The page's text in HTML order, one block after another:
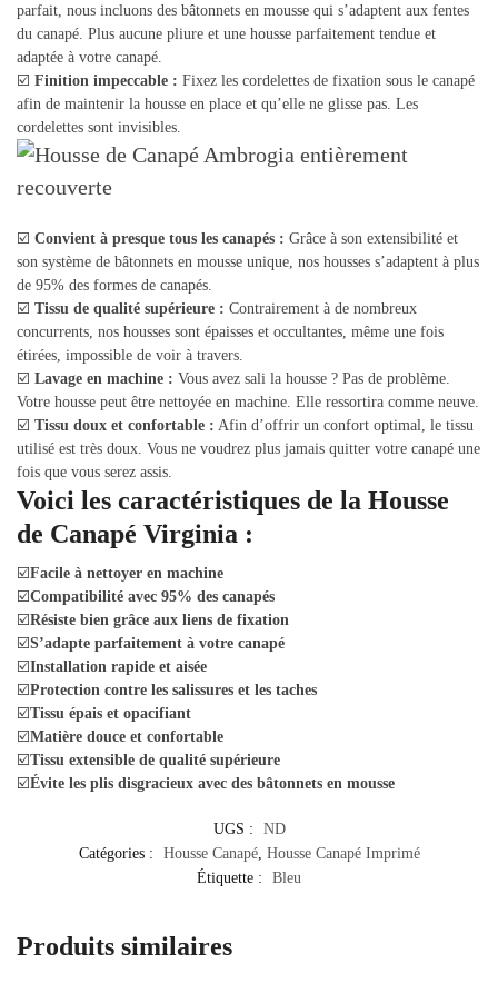
parfait, nous incluons des bâtonnets en mousse qui s’adaptent aux fentes
du canapé. Plus aucune pliure et une housse parfaitement tendue et
adaptée à votre canapé.
☑️ Finition impeccable : Fixez les cordelettes de fixation sous le canapé
afin de maintenir la housse en place et qu’elle ne glisse pas. Les
cordelettes sont invisibles.
☑️ Convient à presque tous les canapés : Grâce à son extensibilité et
son système de bâtonnets en mousse unique, nos housses s’adaptent à plus
de 95% des formes de canapés.
☑️ Tissu de qualité supérieure : Contrairement à de nombreux
concurrents, nos housses sont épaisses et occultantes, même une fois
étirées, impossible de voir à travers.
☑️ Lavage en machine : Vous avez sali la housse ? Pas de problème.
Votre housse peut être nettoyée en machine. Elle ressortira comme neuve.
☑️ Tissu doux et confortable : Afin d’offrir un confort optimal, le tissu
utilisé est très doux. Vous ne voudrez plus jamais quitter votre canapé une
fois que vous serez assis.
Voici les caractéristiques de la Housse
de Canapé Virginia :
☑️Facile à nettoyer en machine
☑️Compatibilité avec 95% des canapés
☑️Résiste bien grâce aux liens de fixation
☑️S’adapte parfaitement à votre canapé
☑️Installation rapide et aisée
☑️Protection contre les salissures et les taches
☑️Tissu épais et opacifiant
☑️Matière douce et confortable
☑️Tissu extensible de qualité supérieure
☑️Évite les plis disgracieux avec des bâtonnets en mousse
UGS :
ND
Catégories :
Housse Canapé, Housse Canapé Imprimé
Étiquette :
Bleu
Produits similaires